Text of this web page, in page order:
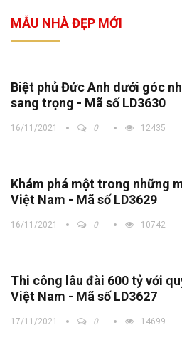
MẪU NHÀ ĐẸP MỚI
Biệt phủ Đức Anh dưới góc
sang trọng - Mã số LD3630
16/11/2021 0 12435
Khám phá một trong những
Việt Nam - Mã số LD3629
16/11/2021 0 10742
Thi công lâu đài 600 tỷ với
Việt Nam - Mã số LD3627
17/11/2021 0 14699